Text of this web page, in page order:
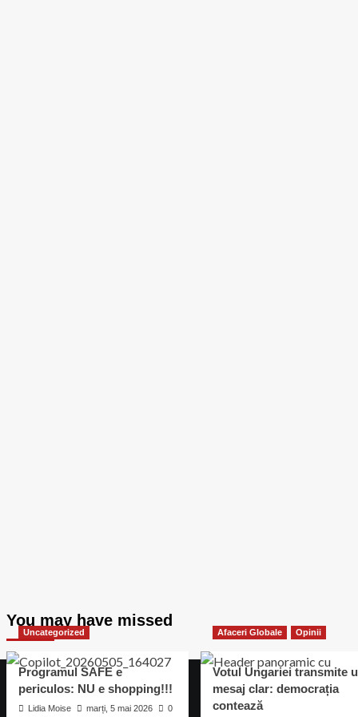
You may have missed
Uncategorized
Programul SAFE e
periculos: NU e shopping!!!
Lidia Moise marți, 5 mai 2026 0
Afaceri Globale Opinii
Votul Ungariei transmite
mesaj clar: democrația
contează